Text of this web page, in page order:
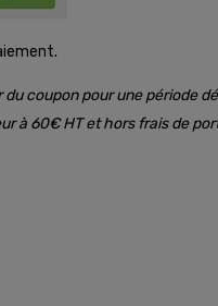
coupon pour une période
à 60€ HT et hors frais de